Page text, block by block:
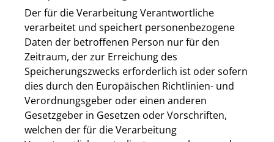
Der für die Verarbeitung Verantwortliche
verarbeitet und speichert personenbezogene
Daten der betroffenen Person nur für den
Zeitraum, der zur Erreichung des
Speicherungszwecks erforderlich ist oder sofern
dies durch den Europäischen Richtlinien- und
Verordnungsgeber oder einen anderen
Gesetzgeber in Gesetzen oder Vorschriften,
welchen der für die Verarbeitung